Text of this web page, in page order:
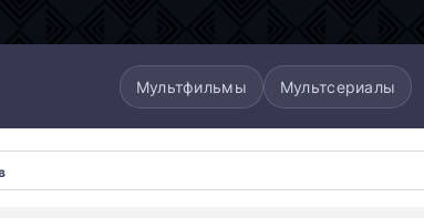
Мультфильмы Мультсериалы